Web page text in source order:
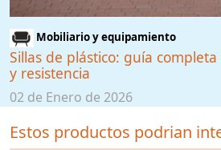
Mobiliario y equipamiento
Sillas de plástico: guía
y resistencia
02 de Enero de 2026
Estos productos podrian